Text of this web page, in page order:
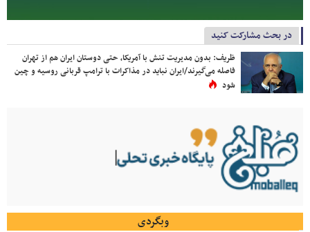
در بحث مشارکت کنید
ظریف: بدون مدیریت تنش با آمریکا، حتی دوستان ایران هم از تهران
فاصله می‌گیرند/ایران نباید در مذاکرات با ترامپ قربانی روسیه و چین
شود
وبگردی